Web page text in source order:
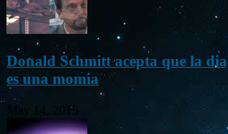
Donald Schmitt acepta que la
es una momia
May 14, 2015